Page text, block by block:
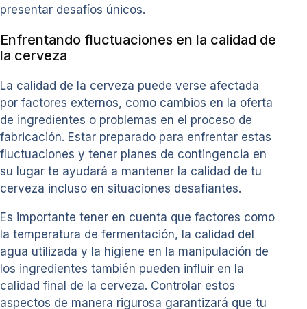
presentar desafíos únicos.
Enfrentando fluctuaciones en la calidad de
la cerveza
La calidad de la cerveza puede verse afectada
por factores externos, como cambios en la oferta
de ingredientes o problemas en el proceso de
fabricación. Estar preparado para enfrentar estas
fluctuaciones y tener planes de contingencia en
su lugar te ayudará a mantener la calidad de tu
cerveza incluso en situaciones desafiantes.
Es importante tener en cuenta que factores como
la temperatura de fermentación, la calidad del
agua utilizada y la higiene en la manipulación de
los ingredientes también pueden influir en la
calidad final de la cerveza. Controlar estos
aspectos de manera rigurosa garantizará que tu